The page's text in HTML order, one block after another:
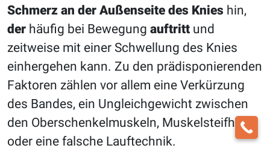
Schmerz an der Außenseite des Knies hin,
der häufig bei Bewegung auftritt und
zeitweise mit einer Schwellung des Knies
einhergehen kann. Zu den prädisponierenden
Faktoren zählen vor allem eine Verkürzung
des Bandes, ein Ungleichgewicht zwischen
den Oberschenkelmuskeln, Muskelsteifheit
oder eine falsche Lauftechnik.